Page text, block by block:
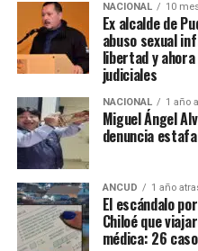
NACIONAL 10
Ex alcalde de
abuso sexual
libertad y
judiciales
NACIONAL 1 año
Miguel Ángel
denuncia
ANCUD 1 año
El escándalo
Chiloé que
médica: 26